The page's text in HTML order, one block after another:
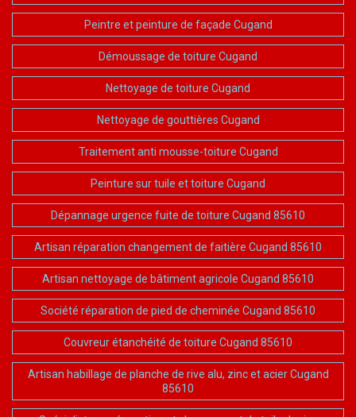
Peintre et peinture de façade Cugand
Démoussage de toiture Cugand
Nettoyage de toiture Cugand
Nettoyage de gouttières Cugand
Traitement anti mousse-toiture Cugand
Peinture sur tuile et toiture Cugand
Dépannage urgence fuite de toiture Cugand 85610
Artisan réparation changement de faitière Cugand 85610
Artisan nettoyage de bâtiment agricole Cugand 85610
Société réparation de pied de cheminée Cugand 85610
Couvreur étanchéité de toiture Cugand 85610
Artisan habillage de planche de rive alu, zinc et acier Cugand
85610